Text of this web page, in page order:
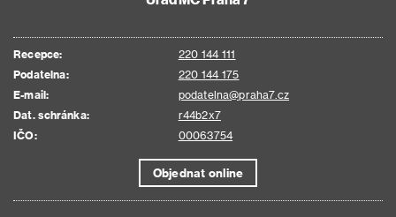
Recepce:
220 144 111
Podatelna:
220 144 175
E-mail:
podatelna@praha7.cz
Dat. schránka:
r44b2x7
IČO:
00063754
Objednat online